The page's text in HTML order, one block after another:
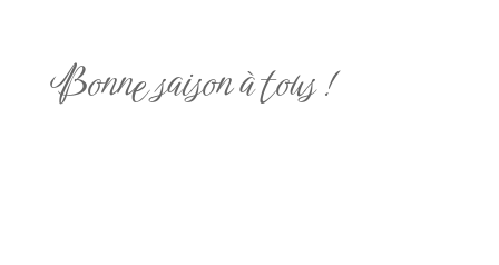
Bonne saison à tous !